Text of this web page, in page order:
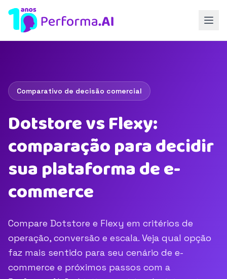
Comparativo de decisão comercial
Dotstore vs Flexy:
comparação para decidir
sua plataforma de e-
commerce
Compare Dotstore e Flexy em critérios de
operação, conversão e escala. Veja qual opção
faz mais sentido para seu cenário de e-
commerce e próximos passos com a